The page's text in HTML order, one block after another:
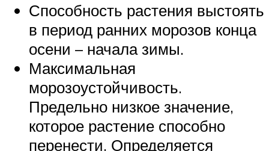
Способность растения выстоять
в период ранних морозов конца
осени – начала зимы.
Максимальная
морозоустойчивость.
Предельно низкое значение,
которое растение способно
перенести. Определяется